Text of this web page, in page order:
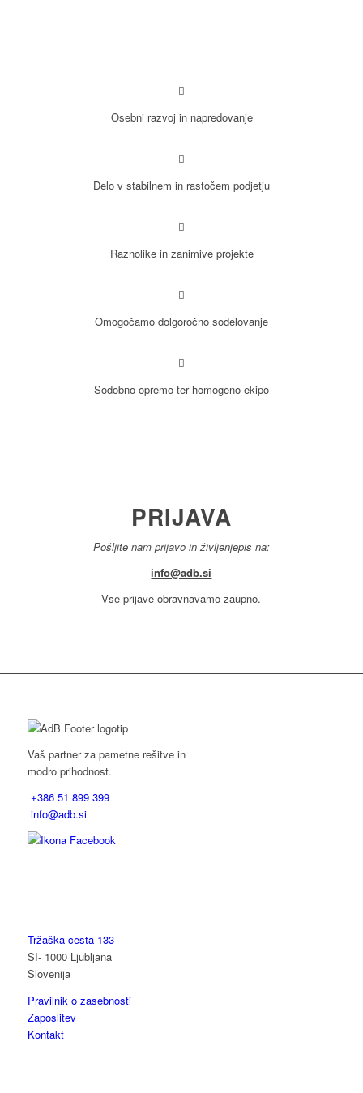
Osebni razvoj in napredovanje
Delo v stabilnem in rastočem podjetju
Raznolike in zanimive projekte
Omogočamo dolgoročno sodelovanje
Sodobno opremo ter homogeno ekipo
PRIJAVA
Pošljite nam prijavo in življenjepis na:
info@adb.si
Vse prijave obravnavamo zaupno.
Vaš partner za pametne rešitve in
modro prihodnost.
+386 51 899 399
info@adb.si
Tržaška cesta 133
SI- 1000 Ljubljana
Slovenija
Pravilnik o zasebnosti
Zaposlitev
Kontakt